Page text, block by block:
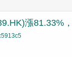
漲81.33%